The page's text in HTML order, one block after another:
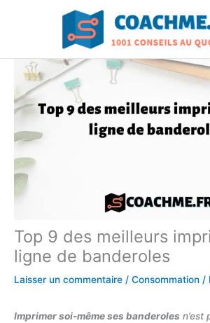
Top 9 des meilleurs
ligne de banderoles
Laisser un commentaire / Consommation /
Imprimer soi-même ses banderoles n’est